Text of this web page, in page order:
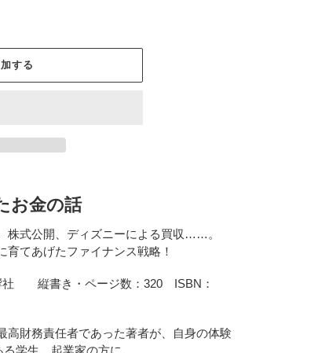
する
お金の話
株式公開、ディズニーによる買収……。
てあげたファイナンス戦略！
社 縦書き・ページ数：320 ISBN：
財務責任者であった著者が、自身の体験